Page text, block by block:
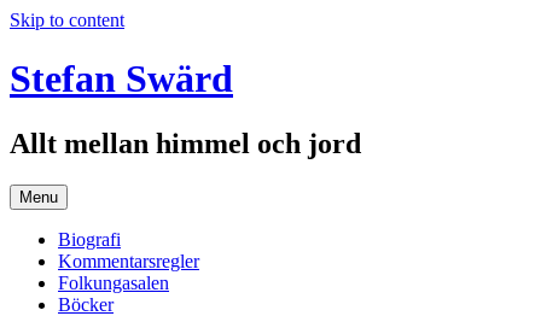
Skip to content
Stefan Swärd
Allt mellan himmel och jord
Menu
Biografi
Kommentarsregler
Folkungasalen
Böcker